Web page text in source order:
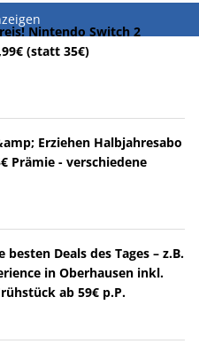
Nintendo Switch 2
(statt 35€)
Erziehen Halbjahresabo
Prämie - verschiedene
besten Deals des Tages – z.B.
in Oberhausen inkl.
ab 59€ p.P.